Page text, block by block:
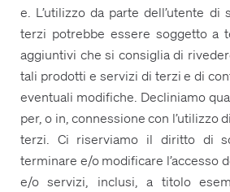
e. L’utilizzo da parte dell’utente
terzi potrebbe essere soggetto a
aggiuntivi che si consiglia di
tali prodotti e servizi di terzi e di
eventuali modifiche. Decliniamo
per, o in, connessione con l’utilizzo
terzi. Ci riserviamo il diritto di
terminare e/o modificare l’accesso
e/o servizi, inclusi, a titolo